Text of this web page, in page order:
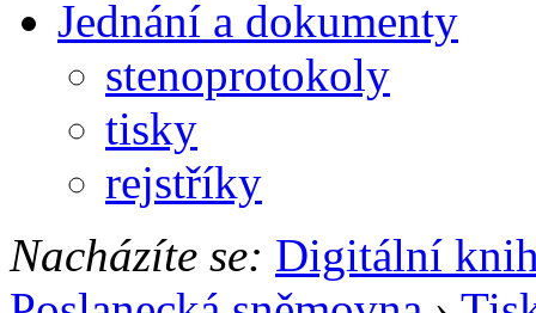
Jednání a dokumenty
stenoprotokoly
tisky
rejstříky
Nacházíte se: Digitální